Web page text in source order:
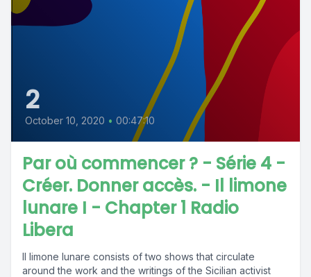
2
October 10, 2020 • 00:47:10
Par où commencer ? - Série 4 -
Créer. Donner accès. - Il limone
lunare I - Chapter 1 Radio
Libera
Il limone lunare consists of two shows that circulate
around the work and the writings of the Sicilian activist